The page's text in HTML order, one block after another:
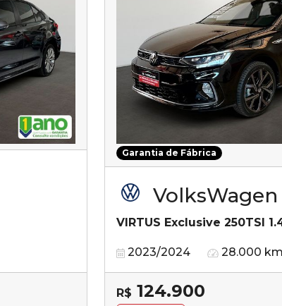
Garantia de Fábrica
VolksWagen
VIRTUS Exclusive 250TSI
2023/2024 28.000 km
R$ 124.900